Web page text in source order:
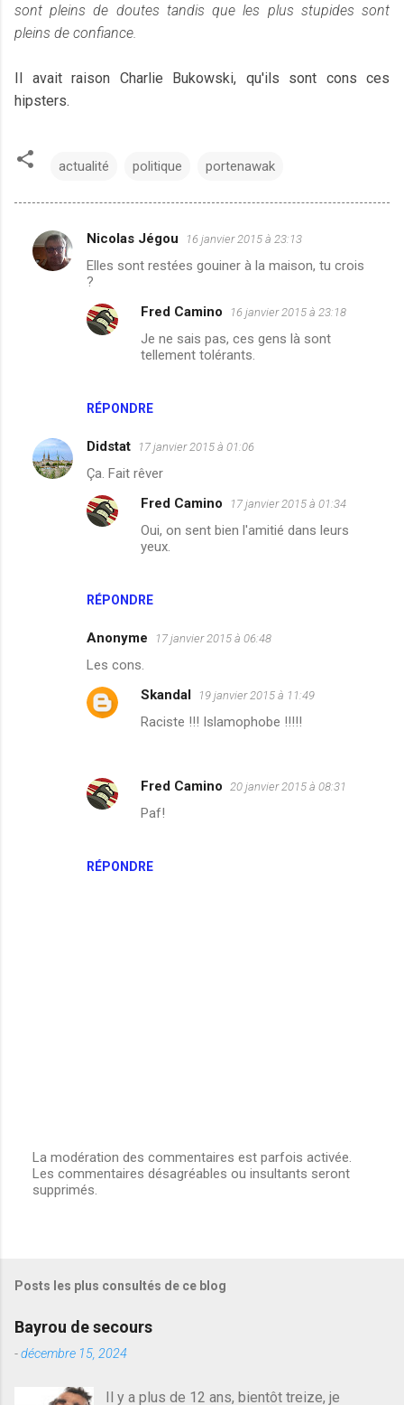
sont pleins de doutes tandis que les plus stupides sont
pleins de confiance.
Il avait raison Charlie Bukowski, qu'ils sont cons ces
hipsters.
actualité politique portenawak
C
o
i
r
Nicolas Jégou 16 janvier 2015 à 23:13
Elles sont restées gouiner à la maison, tu crois
?
RÉPONDRE
Fred Camino 16 janvier 2015 à 23:18
Je ne sais pas, ces gens là sont
tellement tolérants.
Didstat 17 janvier 2015 à 01:06
Ça. Fait rêver
RÉPONDRE
Fred Camino 17 janvier 2015 à 01:34
Oui, on sent bien l'amitié dans leurs
yeux.
Anonyme 17 janvier 2015 à 06:48
Les cons.
RÉPONDRE
Skandal 19 janvier 2015 à 11:49
Raciste !!! Islamophobe !!!!!
Fred Camino 20 janvier 2015 à 08:31
Paf!
E
n
t
e
r
u
La modération des commentaires est parfois activée.
Les commentaires désagréables ou insultants seront
supprimés.
Posts les plus consultés de ce blog
Bayrou de secours
-décembre 15, 2024
Il y a plus de 12 ans, bientôt treize, je